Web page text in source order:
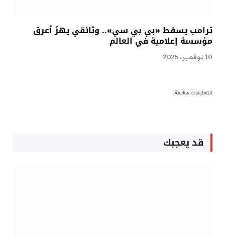
ترامب يسقط «بي بي سي».. وثائقي يهزّ أعرق
مؤسسة إعلامية في العالم
10 نوفمبر، 2025
التعليقات مغلقة.
قد يعجبك